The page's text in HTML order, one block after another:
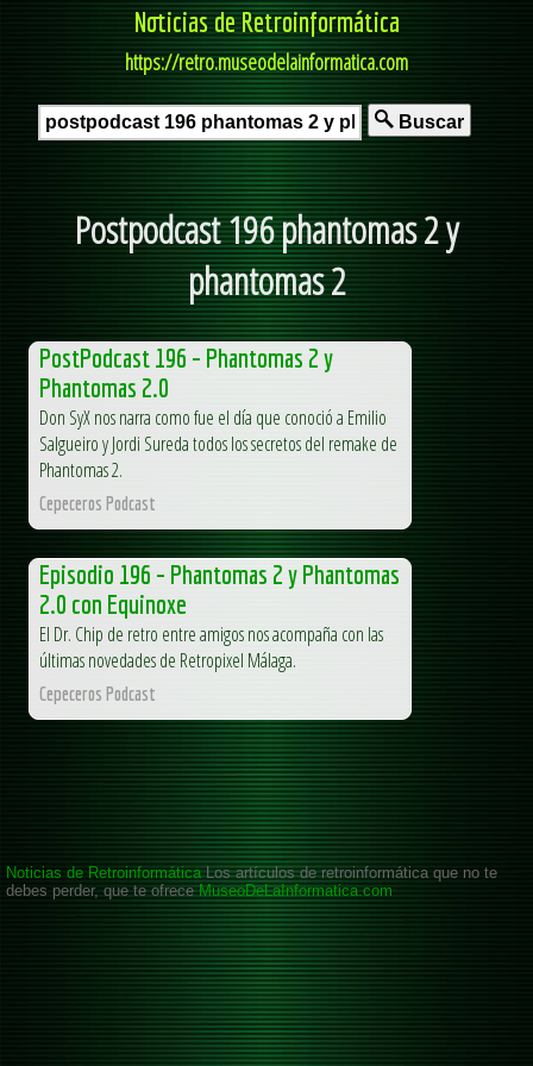
Noticias de Retroinformática
https://retro.museodelainformatica.com
Buscar
Postpodcast 196 phantomas 2 y
phantomas 2
PostPodcast 196 – Phantomas 2 y
Phantomas 2.0
Don SyX nos narra como fue el día que conoció a Emilio
Salgueiro y Jordi Sureda todos los secretos del remake de
Phantomas 2.
Cepeceros Podcast
Episodio 196 – Phantomas 2 y Phantomas
2.0 con Equinoxe
El Dr. Chip de retro entre amigos nos acompaña con las
últimas novedades de Retropixel Málaga.
Cepeceros Podcast